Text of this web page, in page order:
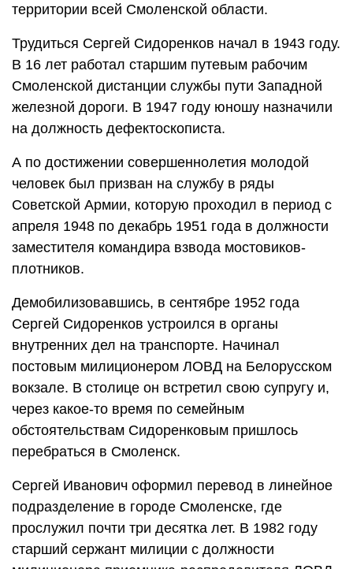
территории всей Смоленской области.
Трудиться Сергей Сидоренков начал в 1943 году.
В 16 лет работал старшим путевым рабочим
Смоленской дистанции службы пути Западной
железной дороги. В 1947 году юношу назначили
на должность дефектоскописта.
А по достижении совершеннолетия молодой
человек был призван на службу в ряды
Советской Армии, которую проходил в период с
апреля 1948 по декабрь 1951 года в должности
заместителя командира взвода мостовиков-
плотников.
Демобилизовавшись, в сентябре 1952 года
Сергей Сидоренков устроился в органы
внутренних дел на транспорте. Начинал
постовым милиционером ЛОВД на Белорусском
вокзале. В столице он встретил свою супругу и,
через какое-то время по семейным
обстоятельствам Сидоренковым пришлось
перебраться в Смоленск.
Сергей Иванович оформил перевод в линейное
подразделение в городе Смоленске, где
прослужил почти три десятка лет. В 1982 году
старший сержант милиции с должности